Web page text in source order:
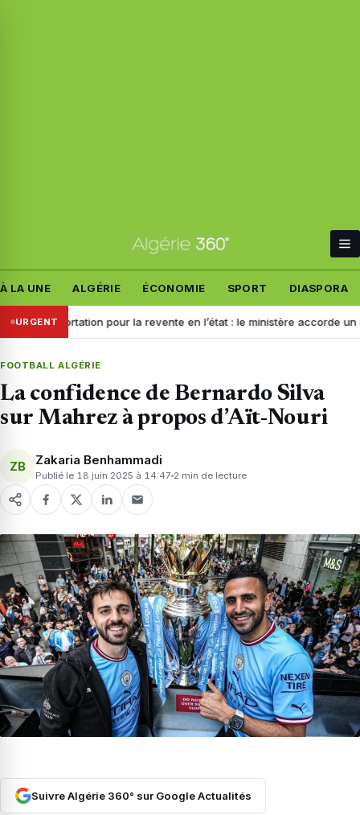
À LA UNE ALGÉRIE ÉCONOMIE SPORT DIASPORA
URGENT
Importation pour la revente en l’état : le ministère accorde un
FOOTBALL ALGÉRIE
La confidence de Bernardo Silva
sur Mahrez à propos d’Aït-Nouri
ZB Zakaria Benhammadi
Publié le 18 juin 2025 à 14:47 2 min de lecture
Suivre Algérie 360° sur Google Actualités